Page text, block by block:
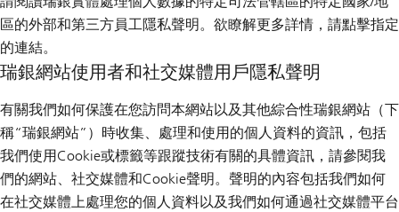
區的外部和第三方員工隱私聲明。欲瞭解更多詳情，請點擊指定
的連結。
瑞銀網站使用者和社交媒體用戶隱私聲明
有關我們如何保護在您訪問本網站以及其他綜合性瑞銀網站（下
稱“瑞銀網站”）時收集、處理和使用的個人資料的資訊，包括
我們使用Cookie或標籤等跟蹤技術有關的具體資訊，請參閱我
們的網站、社交媒體和Cookie聲明。聲明的內容包括我們如何
在社交媒體上處理您的個人資料以及我們如何通過社交媒體平台